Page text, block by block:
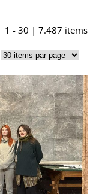
1 - 30 | 7.487 items